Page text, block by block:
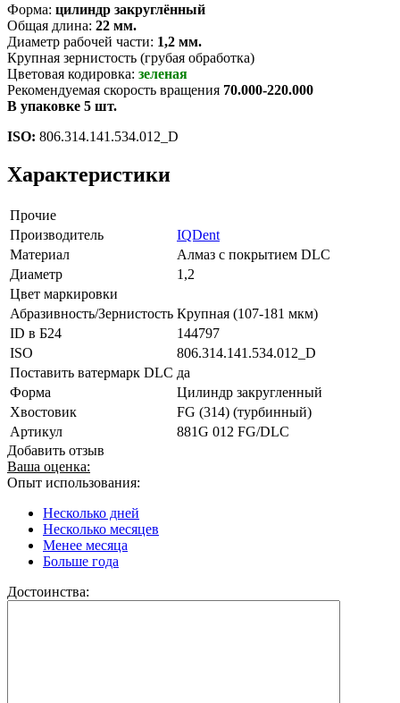
Форма: цилиндр закруглённый
Общая длина: 22 мм.
Диаметр рабочей части: 1,2 мм.
Крупная зернистость (грубая обработка)
Цветовая кодировка: зеленая
Рекомендуемая скорость вращения 70.000-220.000
В упаковке 5 шт.
ISO: 806.314.141.534.012_D
Характеристики
Прочие
Производитель
IQDent
Материал
Алмаз с покрытием DLC
Диаметр
1,2
Цвет маркировки
Абразивность/Зернистость Крупная (107-181 мкм)
ID в Б24
144797
ISO
806.314.141.534.012_D
Поставить ватермарк DLC да
Форма
Цилиндр закругленный
Хвостовик
FG (314) (турбинный)
Артикул
881G 012 FG/DLC
Добавить отзыв
Ваша оценка:
Опыт использования:
Несколько дней
Несколько месяцев
Менее месяца
Больше года
Достоинства: